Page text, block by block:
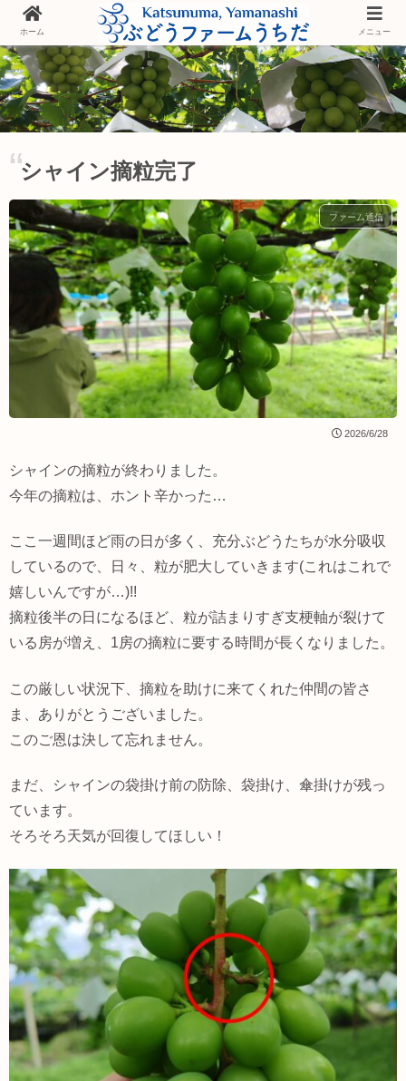
シャイン摘粒完了
ファーム通信
2026/6/28
シャインの摘粒が終わりました。
今年の摘粒は、ホント辛かった…
ここ一週間ほど雨の日が多く、充分ぶどうたちが水分吸収
しているので、日々、粒が肥大していきます(これはこれで
嬉しいんですが…)!!
摘粒後半の日になるほど、粒が詰まりすぎ支梗軸が裂けて
いる房が増え、1房の摘粒に要する時間が長くなりました。
この厳しい状況下、摘粒を助けに来てくれた仲間の皆さ
ま、ありがとうございました。
このご恩は決して忘れません。
まだ、シャインの袋掛け前の防除、袋掛け、傘掛けが残っ
ています。
そろそろ天気が回復してほしい！
ホーム メニュー